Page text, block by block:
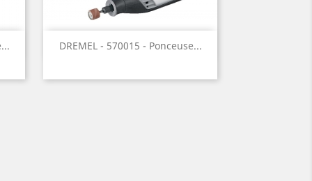
DREMEL - 570015 - Ponceuse...
Aperçu rapide